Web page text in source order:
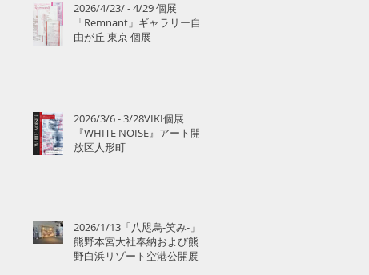
2026/4/23/ - 4/29 個展
「Remnant」ギャラリー自
由が丘 東京 個展
2026/3/6 - 3/28VIKI個展
『WHITE NOISE』アート開
放区人形町
2026/1/13「八咫烏-笑み-」
熊野本宮大社奉納および熊
野白浜リゾート空港公開展